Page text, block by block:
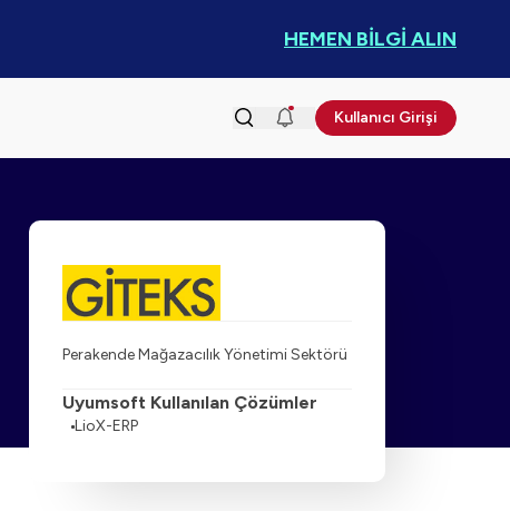
HEMEN BİLGİ ALIN
Kullanıcı Girişi
Perakende Mağazacılık Yönetimi Sektörü
Uyumsoft Kullanılan Çözümler
LioX-ERP